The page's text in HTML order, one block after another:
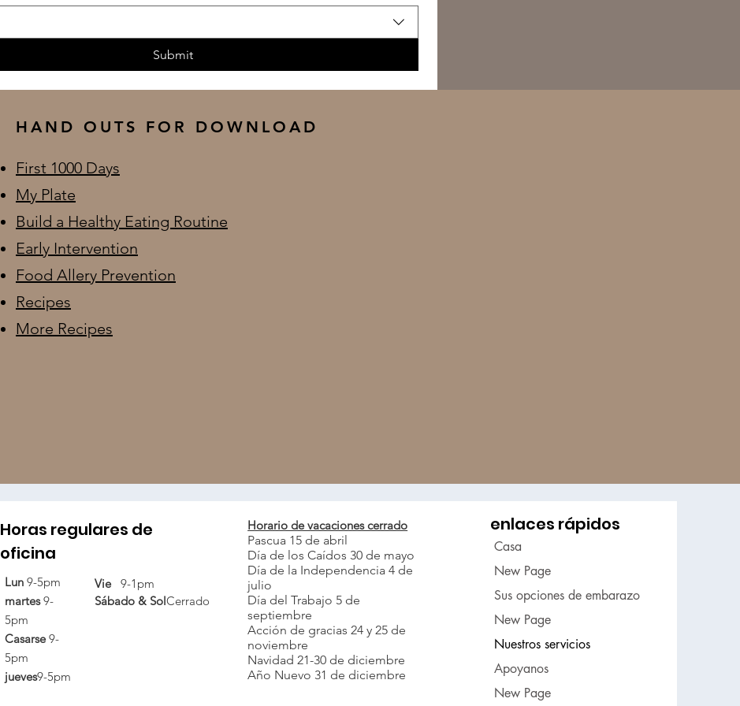
Submit
HAND OUTS FOR DOWNLOAD
First 1000 Days
My Plate
Build a Healthy Eating Routine
Early Intervention
Food Allery Prevention
Recipes
More Recipes
Horas regulares de
oficina
Lun 9-5pm
martes9-
5pm
Casarse9-
5pm
jueves9-5pm
Vie 9-1pm
Sábado & SolCerrado
Horario de vacaciones cerrado
Pascua 15 de abril
Día de los Caídos 30 de mayo
Día de la Independencia 4 de
julio
Día del Trabajo 5 de
septiembre
Acción de gracias 24 y 25 de
noviembre
Navidad 21-30 de diciembre
Año Nuevo 31 de diciembre
enlaces rápidos
Casa
New Page
Sus opciones de embarazo
New Page
Nuestros servicios
Apoyanos
New Page